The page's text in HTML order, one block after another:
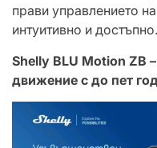
прави управлението
интуитивно и достъпно.
Shelly BLU Motion ZB
движение с до пет